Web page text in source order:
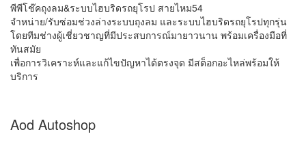
พีพีโช๊คถุงลม&ระบบไฮบริดรถยุโรป สายไหม54
จำหน่าย/รับซ่อมช่วงล่างระบบถุงลม และระบบไฮบริดรถยุโรปทุกรุ่น
โดยทีมช่างผู้เชี่ยวชาญที่มีประสบการณ์มายาวนาน พร้อมเครื่องมือที่
ทันสมัย
เพื่อการวิเคราะห์และแก้ไขปัญหาได้ตรงจุด มีสต็อกอะไหล่พร้อมให้
บริการ
Aod Autoshop